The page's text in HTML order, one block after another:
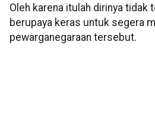
Oleh karena itulah dirinya tidak
berupaya keras untuk segera
pewarganegaraan tersebut.